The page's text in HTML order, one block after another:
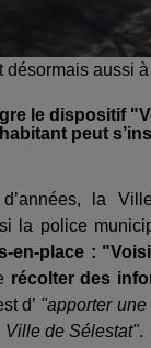
désormais aussi
le dispositif
peut
la
la police
en-place :
récolter des
d’ "apporter
Ville de Sélestat".